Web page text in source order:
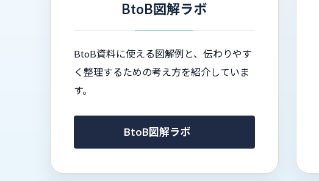
BtoB図解ラボ
BtoB資料に使える図解例と、伝わりやす
く整理するための考え方を紹介していま
す。
BtoB図解ラボ